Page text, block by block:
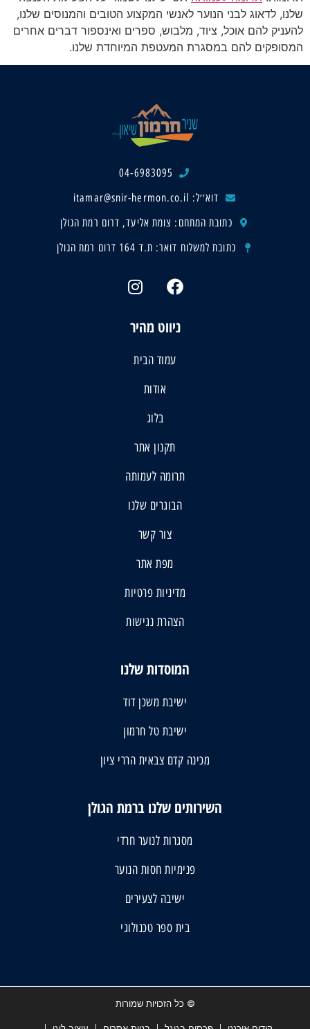
שלנו, לדאוג לבני הנוער לאנשי המקצוע הטובים והמנוסים שלנו,
להעניק להם אוכל, ציוד, מלבוש, ספרים ואינספור דברים אחרים
המסופקים להם במסגרת המעטפת המיוחדת שלנו.
04-6983095
דוא׳׳ל: itamar@snir-hermon.co.il
כתובת המתחם: צומת אליעד, דרום רמת הגולן
כתובת למשלוח דואר: ת.ד 164 דרום רמת הגולן
ניווט מהיר
עמוד הבית
אודות
בלוג
תקנון אתר
תרומה לעמותה
הבוגרים שלנו
צור קשר
מפת אתר
מדיניות פרטיות
הצהרת נגישות
המוסדות שלנו
ישיבת משכן דוד
ישיבת טל חרמון
מכינה קדם צבאית הררי ציון
השירותים שלנו ברמת הגולן
מסגרות לנוער חרדי
פנימיות חסות הנוער
ישיבה לצעירים
בית ספר טכנולוגי
© כל הזכויות שמורות